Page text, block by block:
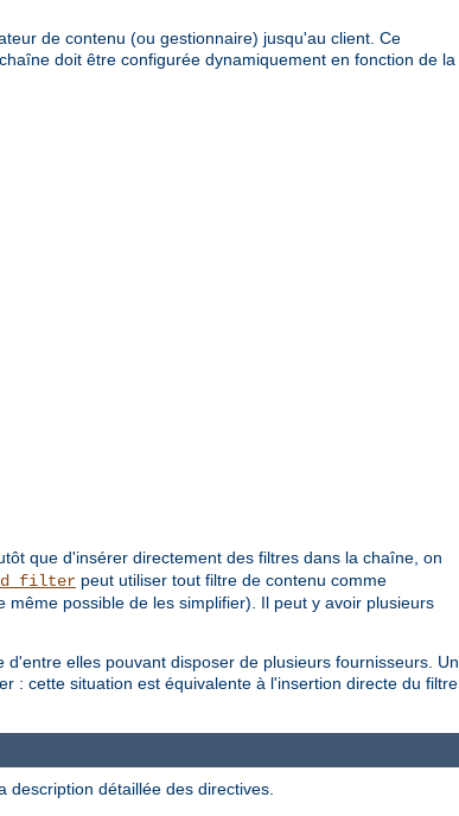
de contenu (ou gestionnaire) jusqu'au client. Ce
doit être configurée dynamiquement en fonction de la
que d'insérer directement des filtres dans la chaîne, on
peut utiliser tout filtre de contenu comme
possible de les simplifier). Il peut y avoir plusieurs
elles pouvant disposer de plusieurs fournisseurs. Un
: cette situation est équivalente à l'insertion directe du filtre
description détaillée des directives.